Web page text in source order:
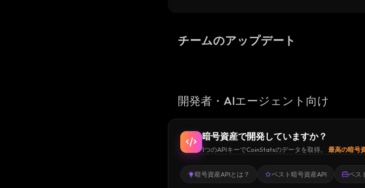
チームのアップデート
開発者・AIエージェント向け
暗号資産で開発していますか？
1つのAPIキーでCoinStatsのデータを取得。 最高の暗号
暗号資産APIとは？ ベスト暗号資産API ベス